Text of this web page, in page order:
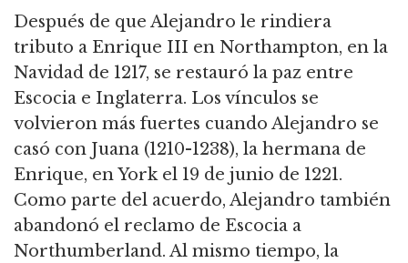
Después de que Alejandro le rindiera
tributo a Enrique III en Northampton, en la
Navidad de 1217, se restauró la paz entre
Escocia e Inglaterra. Los vínculos se
volvieron más fuertes cuando Alejandro se
casó con Juana (1210-1238), la hermana de
Enrique, en York el 19 de junio de 1221.
Como parte del acuerdo, Alejandro también
abandonó el reclamo de Escocia a
Northumberland. Al mismo tiempo, la